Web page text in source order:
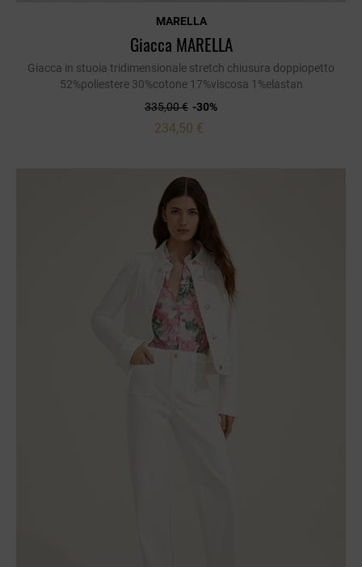
MARELLA
Giacca MARELLA
Giacca in stuoia tridimensionale stretch chiusura doppiopetto
52%poliestere 30%cotone 17%viscosa 1%elastan
335,00 € -30%
234,50 €